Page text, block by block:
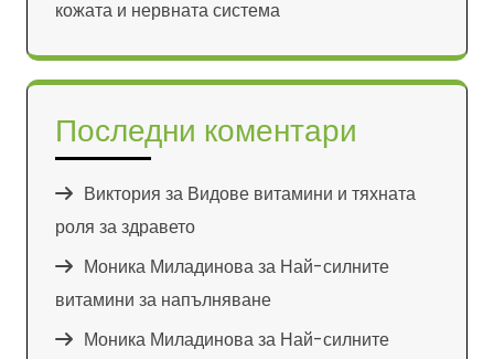
кожата и нервната система
Последни коментари
Виктория за Видове витамини и тяхната
роля за здравето
Моника Миладиноваза Най-силните
витамини за напълняване
Моника Миладиноваза Най-силните